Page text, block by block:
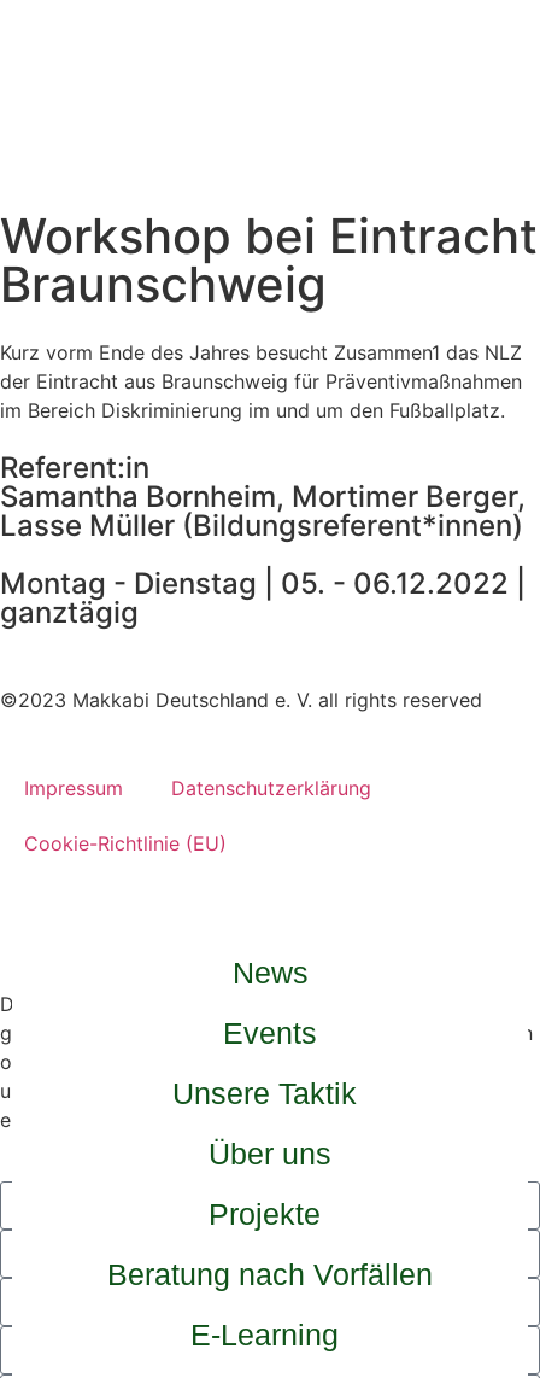
Workshop bei Eintracht
Braunschweig
Kurz vorm Ende des Jahres besucht Zusammen1 das NLZ
der Eintracht aus Braunschweig für Präventivmaßnahmen
im Bereich Diskriminierung im und um den Fußballplatz.
Referent:in
Samantha Bornheim, Mortimer Berger,
Lasse Müller (Bildungsreferent*innen)
Montag - Dienstag | 05. - 06.12.2022 |
ganztägig
©2023 Makkabi Deutschland e. V. all rights reserved
Impressum Datenschutzerklärung
Cookie-Richtlinie (EU)
News
Events
Unsere Taktik
Über uns
Projekte
Beratung nach Vorfällen
E-Learning
Du bist daran interessiert, dass wir mit Deinem Team eine
ganze Trainingseinheit nach unserem Konzept durchführen
oder möchtest dich als Übungsleiter:in ganz einfach
unserem Projekt anschließen, dann melde dich ganz
einfach bei uns!